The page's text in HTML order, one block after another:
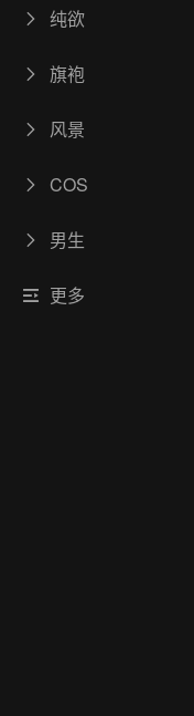
纯欲
旗袍
风景
COS
男生
更多